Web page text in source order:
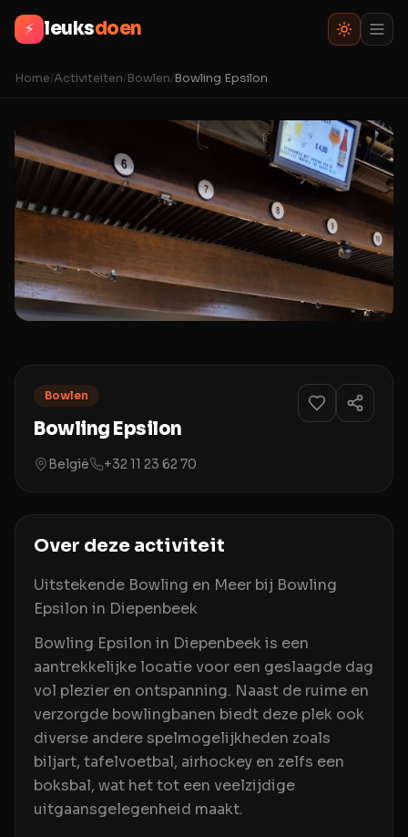
⚡ leuksdoen
Home/Activiteiten/Bowlen/Bowling Epsilon
Bowlen
Bowling Epsilon
België +32 11 23 62 70
Over deze activiteit
Uitstekende Bowling en Meer bij Bowling
Epsilon in Diepenbeek
Bowling Epsilon in Diepenbeek is een
aantrekkelijke locatie voor een geslaagde dag
vol plezier en ontspanning. Naast de ruime en
verzorgde bowlingbanen biedt deze plek ook
diverse andere spelmogelijkheden zoals
biljart, tafelvoetbal, airhockey en zelfs een
boksbal, wat het tot een veelzijdige
uitgaansgelegenheid maakt.